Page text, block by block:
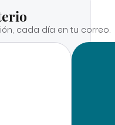
cada día en tu correo.